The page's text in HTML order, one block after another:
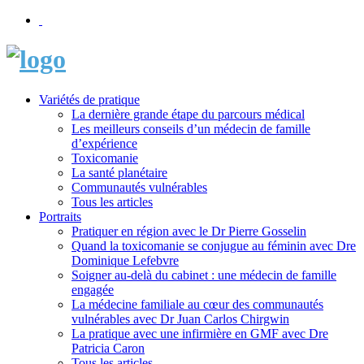
Variétés de pratique
La dernière grande étape du parcours médical
Les meilleurs conseils d’un médecin de famille
d’expérience
Toxicomanie
La santé planétaire
Communautés vulnérables
Tous les articles
Portraits
Pratiquer en région avec le Dr Pierre Gosselin
Quand la toxicomanie se conjugue au féminin avec Dre
Dominique Lefebvre
Soigner au-delà du cabinet : une médecin de famille
engagée
La médecine familiale au cœur des communautés
vulnérables avec Dr Juan Carlos Chirgwin
La pratique avec une infirmière en GMF avec Dre
Patricia Caron